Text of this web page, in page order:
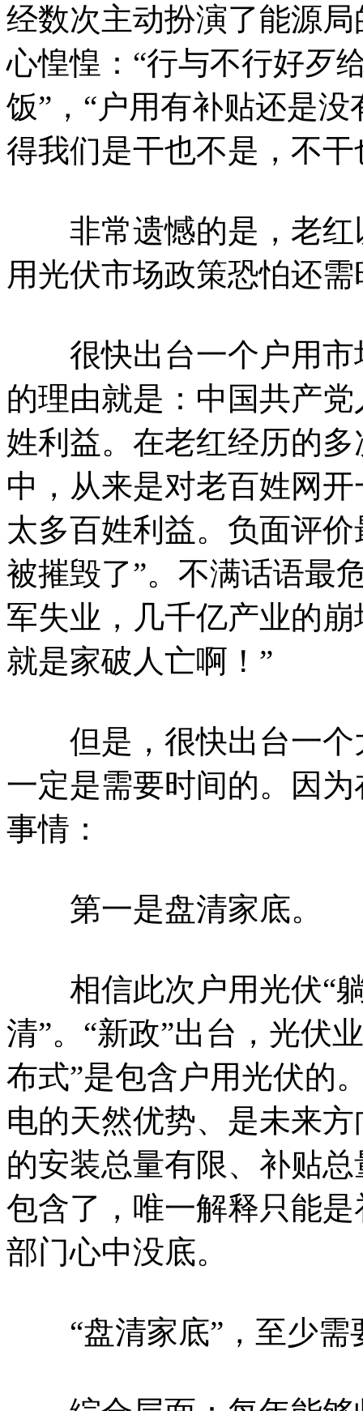
经数次主动扮演了能源
心惶惶：“行与不行好歹
饭”，“户用有补贴还是
得我们是干也不是，不干
非常遗憾的是，老红
用光伏市场政策恐怕还
很快出台一个户用市
的理由就是：中国共产
姓利益。在老红经历的
中，从来是对老百姓网
太多百姓利益。负面评
被摧毁了”。不满话语最
军失业，几千亿产业的
就是家破人亡啊！”
但是，很快出台一个
一定是需要时间的。因
事情：
第一是盘清家底。
相信此次户用光伏“躺
清”。“新政”出台，光伏
布式”是包含户用光伏的
电的天然优势、是未来
的安装总量有限、补贴
包含了，唯一解释只能
部门心中没底。
“盘清家底”，至少需